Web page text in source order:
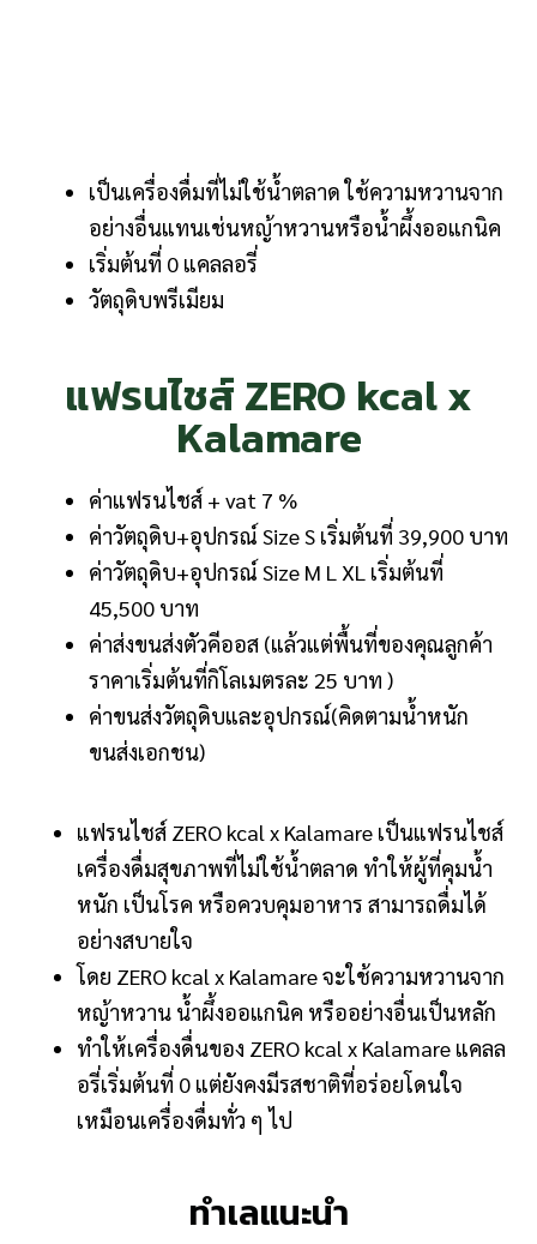
เป็นเครื่องดื่มที่ไม่ใช้น้ำตลาด ใช้ความหวานจาก
อย่างอื่นแทนเช่นหญ้าหวานหรือน้ำผึ้งออแกนิค
เริ่มต้นที่ 0 แคลลอรี่
วัตถุดิบพรีเมียม
แฟรนไชส์ ZERO kcal x
Kalamare
ค่าแฟรนไชส์ + vat 7 %
ค่าวัตถุดิบ+อุปกรณ์ Size S เริ่มต้นที่ 39,900 บาท
ค่าวัตถุดิบ+อุปกรณ์ Size M L XL เริ่มต้นที่
45,500 บาท
ค่าส่งขนส่งตัวคีออส (แล้วแต่พื้นที่ของคุณลูกค้า
ราคาเริ่มต้นที่กิโลเมตรละ 25 บาท )
ค่าขนส่งวัตถุดิบและอุปกรณ์(คิดตามน้ำหนัก
ขนส่งเอกชน)
แฟรนไชส์ ZERO kcal x Kalamare เป็นแฟรนไชส์
เครื่องดื่มสุขภาพที่ไม่ใช้น้ำตลาด ทำให้ผู้ที่คุมน้ำ
หนัก เป็นโรค หรือควบคุมอาหาร สามารถดื่มได้
อย่างสบายใจ
โดย ZERO kcal x Kalamare จะใช้ความหวานจาก
หญ้าหวาน น้ำผึ้งออแกนิค หรืออย่างอื่นเป็นหลัก
ทำให้เครื่องดื่นของ ZERO kcal x Kalamare แคลล
อรี่เริ่มต้นที่ 0 แต่ยังคงมีรสชาติที่อร่อยโดนใจ
เหมือนเครื่องดื่มทั่ว ๆ ไป
ทำเลแนะนำ